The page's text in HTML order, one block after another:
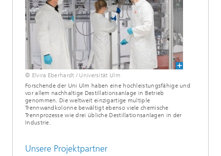
© Elvira Eberhardt / Universität Ulm
Forschende der Uni Ulm haben eine hochleistungsfähige und
vor allem nachhaltige Destillationsanlage in Betrieb
genommen. Die weltweit einzigartige multiple
Trennwandkolonne bewältigt ebenso viele chemische
Trennprozesse wie drei übliche Destillationsanlagen in der
Industrie.
Unsere Projektpartner